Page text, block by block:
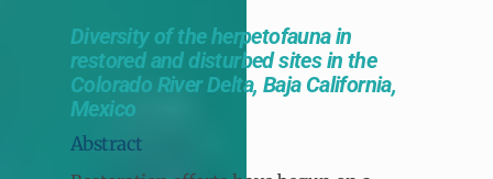
Diversity of the herpetofauna in
restored and disturbed sites in the
Colorado River Delta, Baja California,
Mexico
Abstract